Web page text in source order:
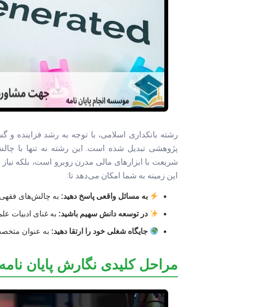
رشته بانکداری اسلامی، با توجه به رشد
پژوهشی تبدیل شده است. این رشته نه تنها با
شریعت با ابزارهای مالی مدرن روبرو است، بلکه
این زمینه به شما امکان می‌دهد تا:
به مسائل واقعی پاسخ دهید: به چالش‌های فقهی،
در توسعه دانش سهیم باشید: به غنای ادبیات
جایگاه شغلی خود را ارتقا دهید: به عنوان
مراحل کلیدی نگارش پایان